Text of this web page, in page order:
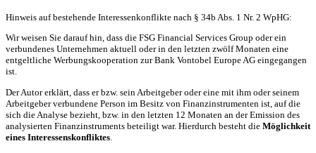
Hinweis auf bestehende Interessenkonflikte nach § 34b Abs. 1 Nr. 2 WpHG:
Wir weisen Sie darauf hin, dass die FSG Financial Services Group oder ein
verbundenes Unternehmen aktuell oder in den letzten zwölf Monaten eine
entgeltliche Werbungskooperation zur Bank Vontobel Europe AG eingegangen
ist.
Der Autor erklärt, dass er bzw. sein Arbeitgeber oder eine mit ihm oder seinem
Arbeitgeber verbundene Person im Besitz von Finanzinstrumenten ist, auf die
sich die Analyse bezieht, bzw. in den letzten 12 Monaten an der Emission des
analysierten Finanzinstruments beteiligt war. Hierdurch besteht die Möglichkeit
eines Interessenskonfliktes